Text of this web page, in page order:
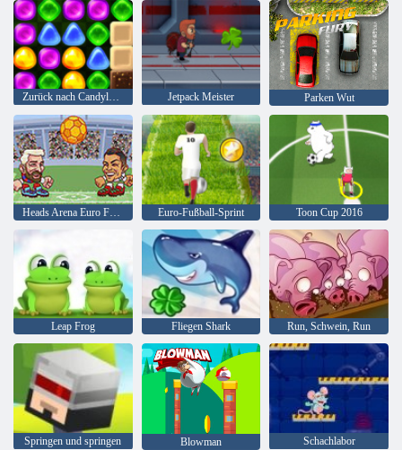
Zurück nach Candyland 4: Lollipop Garden Jetpack Meister Parken Wut
Heads Arena Euro Fußball Euro-Fußball-Sprint Toon Cup 2016
Leap Frog Fliegen Shark Run, Schwein, Run
Springen und springen Blowman Schachlabor